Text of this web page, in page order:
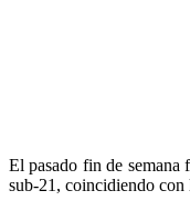
El pasado fin de
sub-21, coincidiendo con